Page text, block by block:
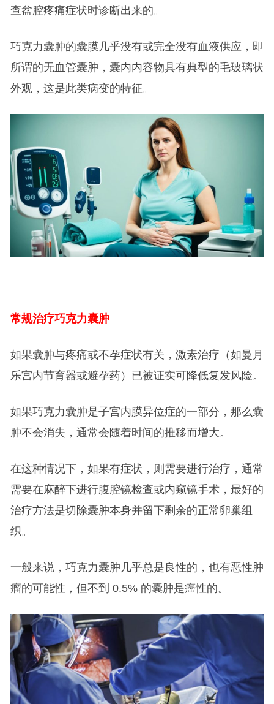
查盆腔疼痛症状时诊断出来的。
巧克力囊肿的囊膜几乎没有或完全没有血液供应，即
所谓的无血管囊肿，囊内内容物具有典型的毛玻璃状
外观，这是此类病变的特征。
常规治疗巧克力囊肿
如果囊肿与疼痛或不孕症状有关，激素治疗（如曼月
乐宫内节育器或避孕药）已被证实可降低复发风险。
如果巧克力囊肿是子宫内膜异位症的一部分，那么囊
肿不会消失，通常会随着时间的推移而增大。
在这种情况下，如果有症状，则需要进行治疗，通常
需要在麻醉下进行腹腔镜检查或内窥镜手术，最好的
治疗方法是切除囊肿本身并留下剩余的正常卵巢组
织。
一般来说，巧克力囊肿几乎总是良性的，也有恶性肿
瘤的可能性，但不到 0.5% 的囊肿是癌性的。